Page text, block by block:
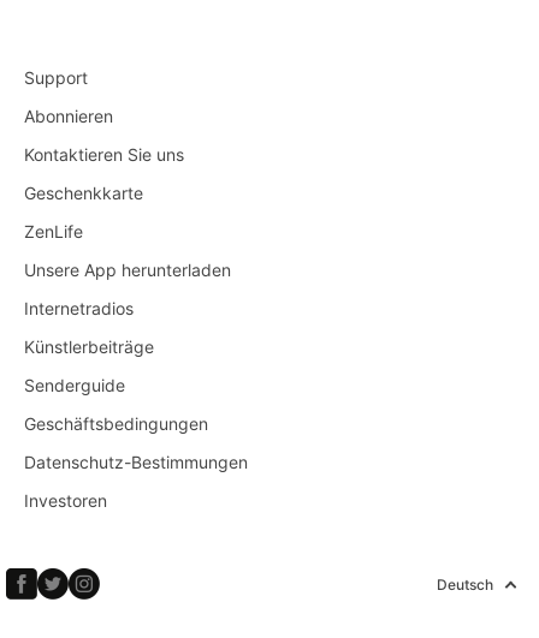
Support
Abonnieren
Kontaktieren Sie uns
Geschenkkarte
ZenLife
Unsere App herunterladen
Internetradios
Künstlerbeiträge
Senderguide
Geschäftsbedingungen
Datenschutz-Bestimmungen
Investoren
Deutsch